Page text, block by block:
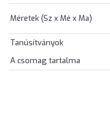
Méretek (Sz x Mé x Ma)
Tanúsítványok
A csomag tartalma